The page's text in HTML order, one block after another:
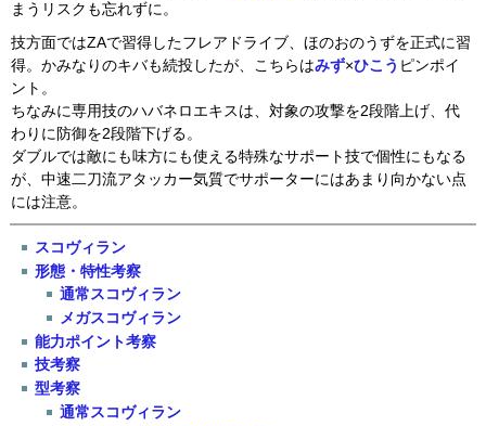
まうリスクも忘れずに。
技方面ではZAで習得したフレアドライブ、ほのおのうずを正式に習
得。かみなりのキバも続投したが、こちらはみず×ひこう ピンポイ
ント。
ちなみに専用技のハバネロエキスは、対象の攻撃を2段階上げ、代
わりに防御を2段階下げる。
ダブルでは敵にも味方にも使える特殊なサポート技で個性にもなる
が、中速二刀流アタッカー気質でサポーターにはあまり向かない点
には注意。
スコヴィラン
形態・特性考察
通常スコヴィラン
メガスコヴィラン
能力ポイント考察
技考察
型考察
通常スコヴィラン